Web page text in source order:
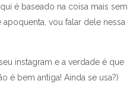
é baseado na coisa mais sem
vou falar dele nessa
instagram e a verdade é que
é bem antiga! Ainda se usa?)